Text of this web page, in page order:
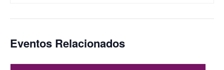
Eventos Relacionados